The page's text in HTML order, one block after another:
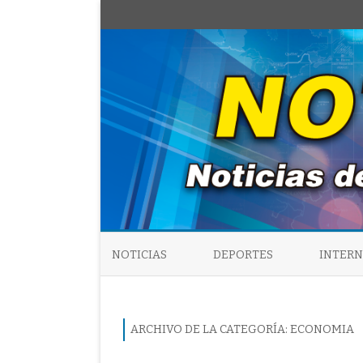
NOTICIAS DEPORTES
ARCHIVO DE LA CATEGORÍA: ECONOMIA